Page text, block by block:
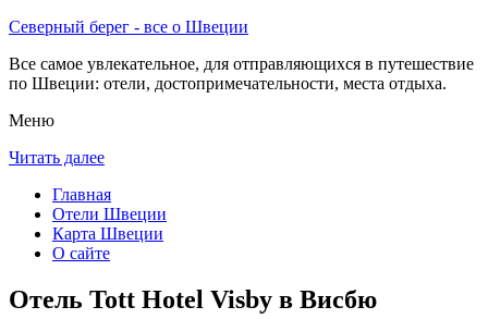
Северный берег - все о Швеции
Все самое увлекательное, для отправляющихся в путешествие
по Швеции: отели, достопримечательности, места отдыха.
Меню
Читать далее
Главная
Отели Швеции
Карта Швеции
О сайте
Отель Tott Hotel Visby в Висбю